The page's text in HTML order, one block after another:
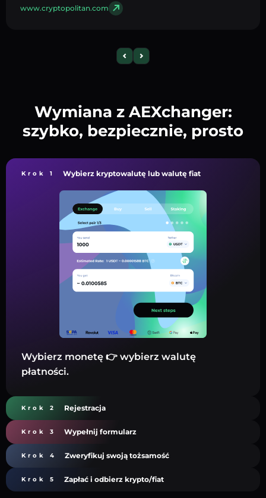
www.cryptopolitan.com
Wymiana z AEXchanger:
szybko, bezpiecznie, prosto
Krok 1 Wybierz kryptowalutę lub walutę fiat
Wybierz monetę 👉 wybierz walutę
płatności.
Krok 2 Rejestracja
Krok 3 Wypełnij formularz
Krok 4 Zweryfikuj swoją tożsamość
Krok 5 Zapłać i odbierz krypto/fiat